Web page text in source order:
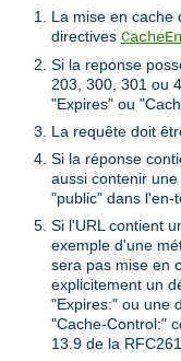
La mise en cache
directives
Si la reponse
203, 300, 301 ou
"Expires" ou
La requête doit
Si la réponse
aussi contenir
"public" dans l'en-
Si l'URL contient
exemple d'une
sera pas mise en
explicitement un
"Expires:" ou une
"Cache-Control:"
13.9 de la